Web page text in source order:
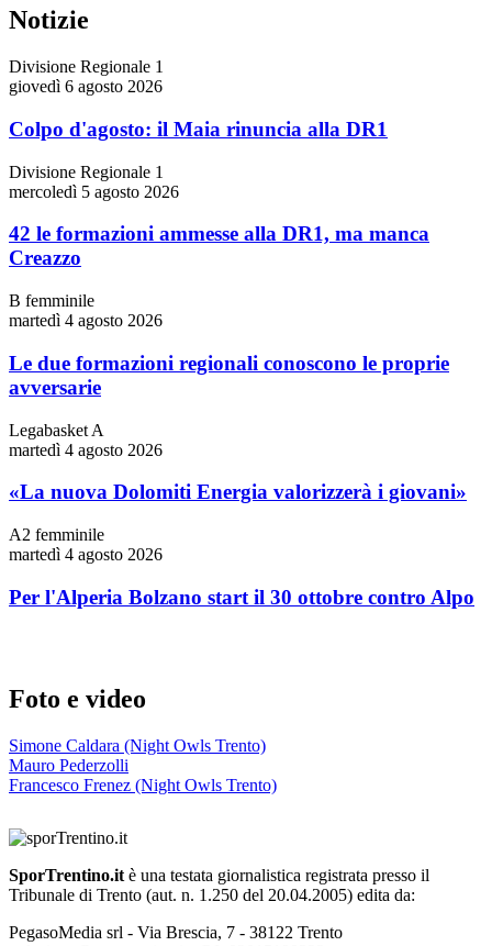
Notizie
Divisione Regionale 1
giovedì 6 agosto 2026
Colpo d'agosto: il Maia rinuncia alla DR1
Divisione Regionale 1
mercoledì 5 agosto 2026
42 le formazioni ammesse alla DR1, ma manca
Creazzo
B femminile
martedì 4 agosto 2026
Le due formazioni regionali conoscono le proprie
avversarie
Legabasket A
martedì 4 agosto 2026
«La nuova Dolomiti Energia valorizzerà i giovani»
A2 femminile
martedì 4 agosto 2026
Per l'Alperia Bolzano start il 30 ottobre contro Alpo
Foto e video
Simone Caldara (Night Owls Trento)
Mauro Pederzolli
Francesco Frenez (Night Owls Trento)
SporTrentino.it è una testata giornalistica registrata presso il
Tribunale di Trento (aut. n. 1.250 del 20.04.2005) edita da:
PegasoMedia srl - Via Brescia, 7 - 38122 Trento